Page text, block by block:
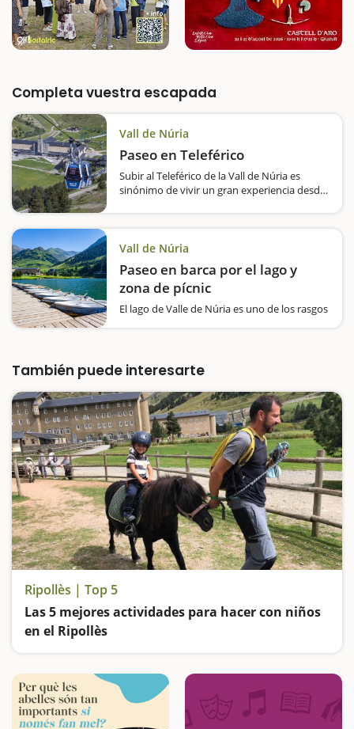
Completa vuestra escapada
Vall de Núria
Paseo en Teleférico
Subir al Teleférico de la Vall de Núria es
sinónimo de vivir un gran experiencia desde
vistas del valle y los picos le rodean. Acerca…
Vall de Núria
Paseo en barca por el lago y
zona de pícnic
El lago de Valle de Núria es uno de los rasgos
verano, las actividades al aire libre
permiten…
También puede interesarte
Ripollès | Top 5
Las 5 mejores actividades para hacer con niños
en el Ripollès